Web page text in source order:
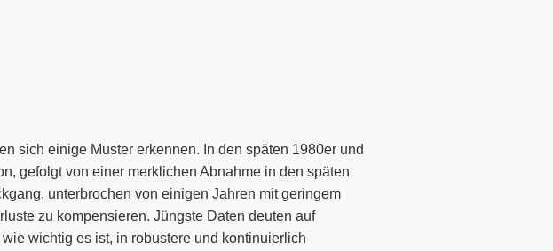
sich einige Muster erkennen. In den späten 1980er und
gefolgt von einer merklichen Abnahme in den späten
unterbrochen von einigen Jahren mit geringem
zu kompensieren. Jüngste Daten deuten auf
wichtig es ist, in robustere und kontinuierlich